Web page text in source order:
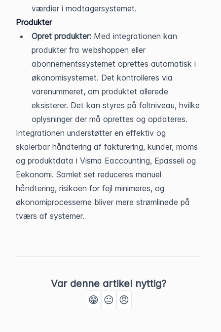
værdier i modtagersystemet.
Produkter
Opret produkter: Med integrationen kan
produkter fra webshoppen eller
abonnementssystemet oprettes automatisk i
økonomisystemet. Det kontrolleres via
varenummeret, om produktet allerede
eksisterer. Det kan styres på feltniveau, hvilke
oplysninger der må oprettes og opdateres.
Integrationen understøtter en effektiv og
skalerbar håndtering af fakturering, kunder, moms
og produktdata i Visma Eaccounting, Epasseli og
Eekonomi. Samlet set reduceres manuel
håndtering, risikoen for fejl minimeres, og
økonomiprocesserne bliver mere strømlinede på
tværs af systemer.
Var denne artikel nyttig?
😁 😐 😠